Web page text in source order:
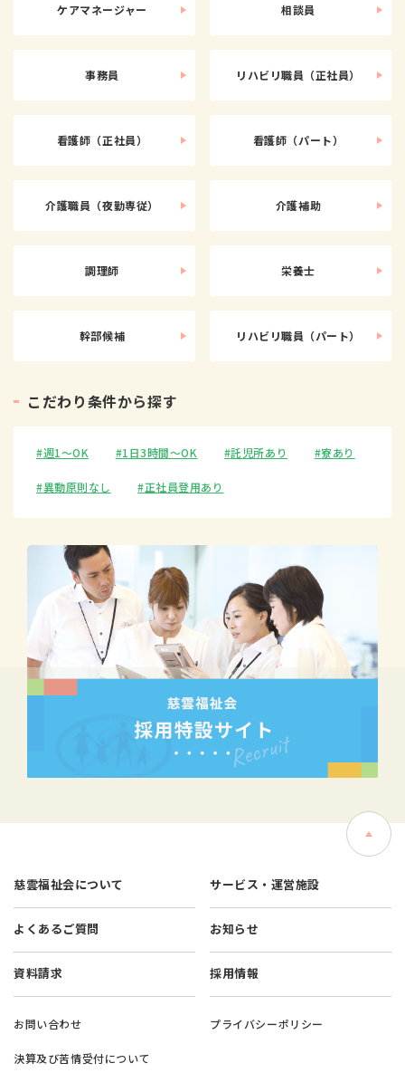
ケアマネージャー 相談員
事務員 リハビリ職員（正社員）
看護師（正社員） 看護師（パート）
介護職員（夜勤専従） 介護補助
調理師 栄養士
幹部候補 リハビリ職員（パート）
こ だわり条件から探す
週1〜OK 1日3時間〜OK 託児所あり 寮あり
異動原則なし 正社員登用あり
慈雲福祉会について サービス・運営施設
よくあるご質問 お知らせ
資料請求 採用情報
お問い合わせ プライバシーポリシー
決算及び苦情受付について